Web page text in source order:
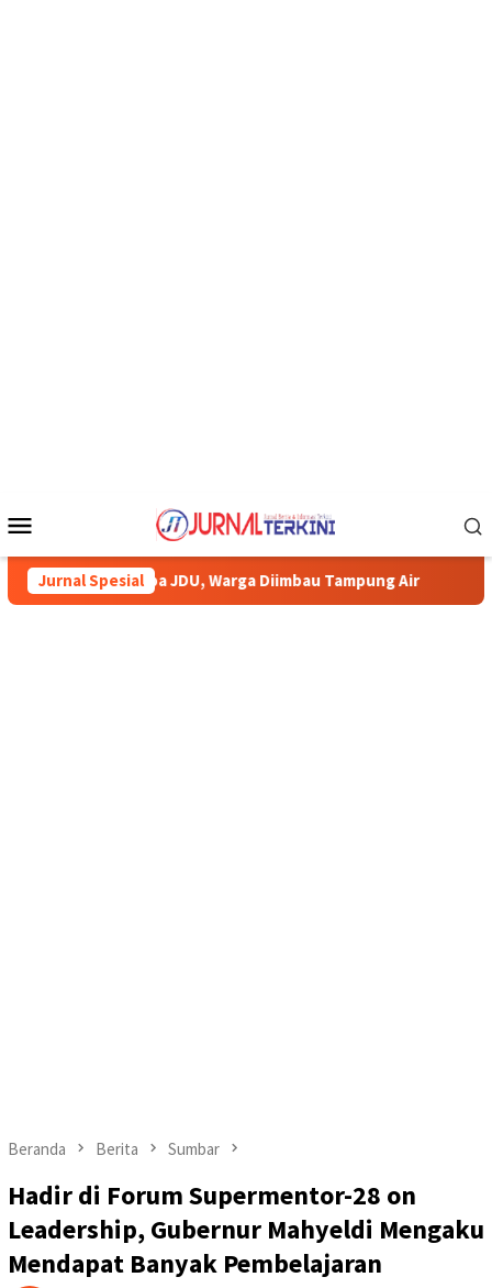
Mobile
Jurnal Spesial
JDU, Warga Diimbau Tampung Air Pemkab Karimun
Beranda Berita Sumbar
Hadir di Forum Supermentor-28 on
Leadership, Gubernur Mahyeldi Mengaku
Mendapat Banyak Pembelajaran